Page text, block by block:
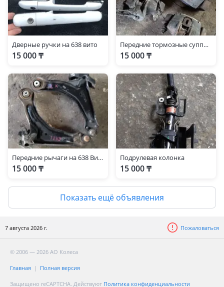
Дверные ручки на 638 вито
15 000 ₸
Передние тормозные суппорта на вито 638
15 000 ₸
Передние рычаги на 638 Вито
15 000 ₸
Подрулевая колонка
15 000 ₸
Показать ещё объявления
7 августа 2026 г. Пожаловаться
© 2006 — 2026 АО Колеса
Главная Полная версия
Защищено reCAPTCHA. Действуют Политика конфиденциальности